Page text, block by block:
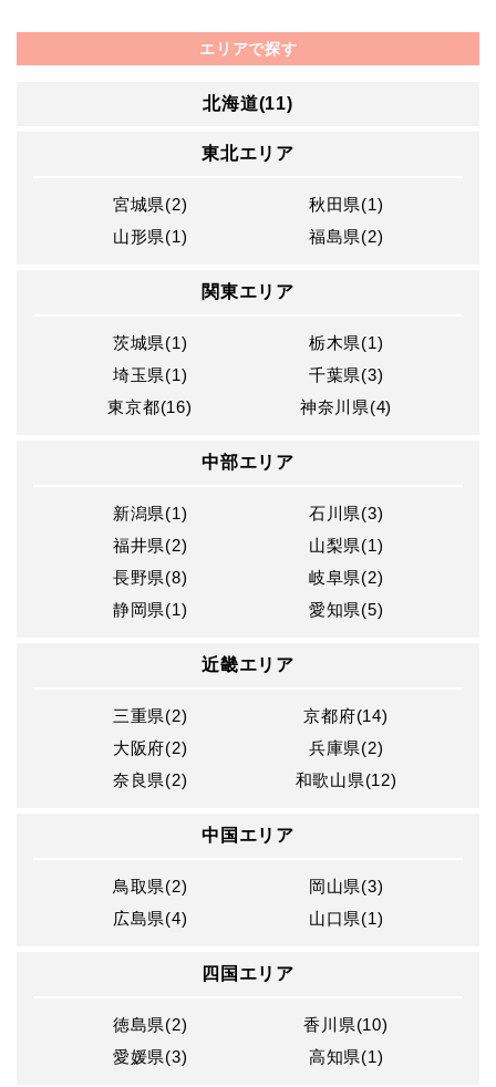
エリアで探す
北海道(11)
東北エリア
宮城県(2)
秋田県(1)
山形県(1)
福島県(2)
関東エリア
茨城県(1)
栃木県(1)
埼玉県(1)
千葉県(3)
東京都(16)
神奈川県(4)
中部エリア
新潟県(1)
石川県(3)
福井県(2)
山梨県(1)
長野県(8)
岐阜県(2)
静岡県(1)
愛知県(5)
近畿エリア
三重県(2)
京都府(14)
大阪府(2)
兵庫県(2)
奈良県(2)
和歌山県(12)
中国エリア
鳥取県(2)
岡山県(3)
広島県(4)
山口県(1)
四国エリア
徳島県(2)
香川県(10)
愛媛県(3)
高知県(1)